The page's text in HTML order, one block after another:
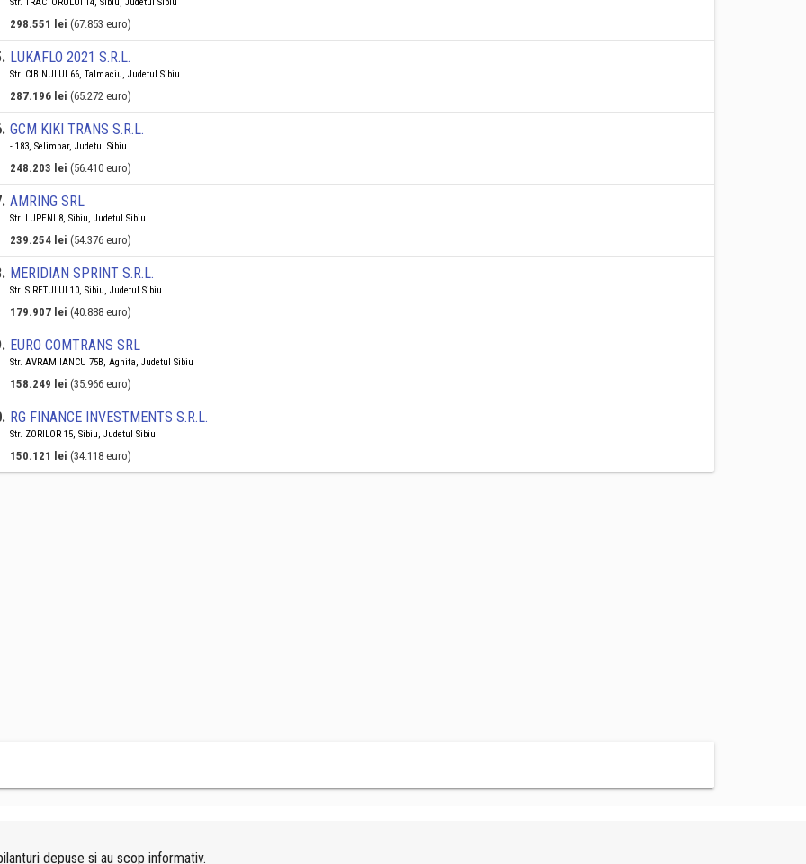
298.551 lei (67.853 euro)
. LUKAFLO 2021 S.R.L.
Str. CIBINULUI 66, Talmaciu, Judetul Sibiu
287.196 lei (65.272 euro)
. GCM KIKI TRANS S.R.L.
- 183, Selimbar, Judetul Sibiu
248.203 lei (56.410 euro)
. AMRING SRL
Str. LUPENI 8, Sibiu, Judetul Sibiu
239.254 lei (54.376 euro)
. MERIDIAN SPRINT S.R.L.
Str. SIRETULUI 10, Sibiu, Judetul Sibiu
179.907 lei (40.888 euro)
. EURO COMTRANS SRL
Str. AVRAM IANCU 75B, Agnita, Judetul Sibiu
158.249 lei (35.966 euro)
. RG FINANCE INVESTMENTS S.R.L.
Str. ZORILOR 15, Sibiu, Judetul Sibiu
150.121 lei (34.118 euro)
depuse si au scop informativ.